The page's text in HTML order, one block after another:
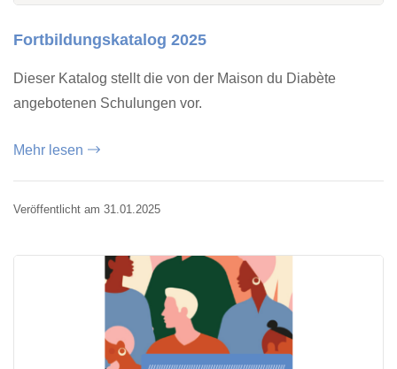
Fortbildungskatalog 2025
Dieser Katalog stellt die von der Maison du Diabète
angebotenen Schulungen vor.
Mehr lesen
Veröffentlicht am 31.01.2025